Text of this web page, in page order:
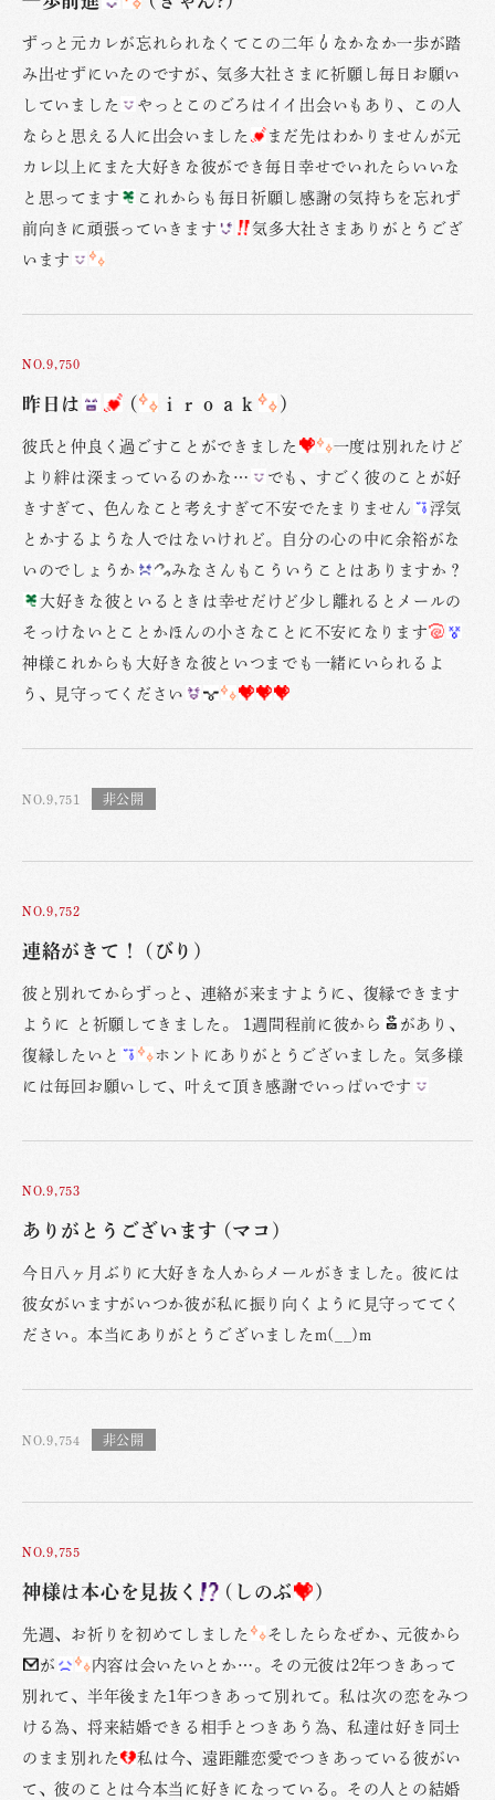
ずっと元カレが忘れられなくてこの二年
なかなか一歩が踏
み出せずにいたのですが、気多大社さまに祈願し毎日お願い
していました
やっとこのごろはイイ出会いもあり、この人
ならと思える人に出会いました
まだ先はわかりませんが元
カレ以上にまた大好きな彼ができ毎日幸せでいれたらいいな
と思ってます
これからも毎日祈願し感謝の気持ちを忘れず
前向きに頑張っていきます
気多大社さまありがとうござ
います
NO.9,750
昨日は ( ｉｒｏａｋ )
彼氏と仲良く過ごすことができました
一度は別れたけど
より絆は深まっているのかな…
でも、すごく彼のことが好
きすぎて、色んなこと考えすぎて不安でたまりません
浮気
とかするような人ではないけれど。自分の心の中に余裕がな
いのでしょうか
みなさんもこういうことはありますか？
大好きな彼といるときは幸せだけど少し離れるとメールの
そっけないとことかほんの小さなことに不安になります
神様これからも大好きな彼といつまでも一緒にいられるよ
う、見守ってください
NO.9,751
NO.9,752
連絡がきて！ (びり)
彼と別れてからずっと、連絡が来ますように、復縁できます
ように と祈願してきました。 1週間程前に彼から
があり、
復縁したいと
ホントにありがとうございました。気多様
には毎回お願いして、叶えて頂き感謝でいっぱいです
NO.9,753
ありがとうございます (マコ)
今日八ヶ月ぶりに大好きな人からメールがきました。彼には
彼女がいますがいつか彼が私に振り向くように見守っててく
ださい。本当にありがとうございましたm(__)m
NO.9,754
NO.9,755
神様は本心を見抜く (しのぶ )
先週、お祈りを初めてしました
そしたらなぜか、元彼から
が
内容は会いたいとか…。その元彼は2年つきあって
別れて、半年後また1年つきあって別れて。私は次の恋をみつ
ける為、将来結婚できる相手とつきあう為、私達は好き同士
のまま別れた
私は今、遠距離恋愛でつきあっている彼がい
て、彼のことは今本当に好きになっている。その人との結婚